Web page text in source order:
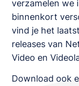
verzamelen we
binnenkort
vind je het
releases van
Video en
Download ook